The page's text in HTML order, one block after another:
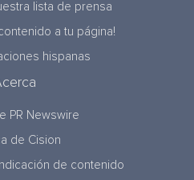
lista de prensa
a tu página!
hispanas
PR Newswire
de Cision
de contenido